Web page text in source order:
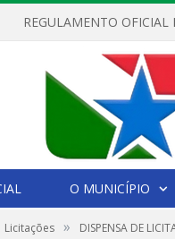
O MUNICÍPIO
Licitações » DISPENSA DE